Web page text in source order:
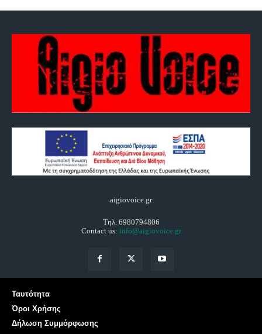
aigiovoice.gr
Τηλ. 6980794806
Contact us: info@aigiovoice.gr
Ταυτότητα
Όροι Χρήσης
Δήλωση Συμμόρφωσης